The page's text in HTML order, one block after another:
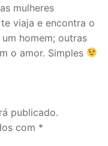
mulheres
viaja e encontra o
homem; outras
o amor. Simples
publicado.
com *